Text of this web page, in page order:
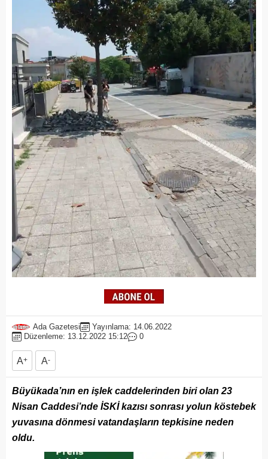
Ada Gazetesi
Yayınlama: 14.06.2022
Düzenleme: 13.12.2022 15:12
0
A+ A-
Büyükada’nın en işlek caddelerinden biri olan 23
Nisan Caddesi’nde İSKİ kazısı sonrası yolun köstebek
yuvasına dönmesi vatandaşların tepkisine neden
oldu.